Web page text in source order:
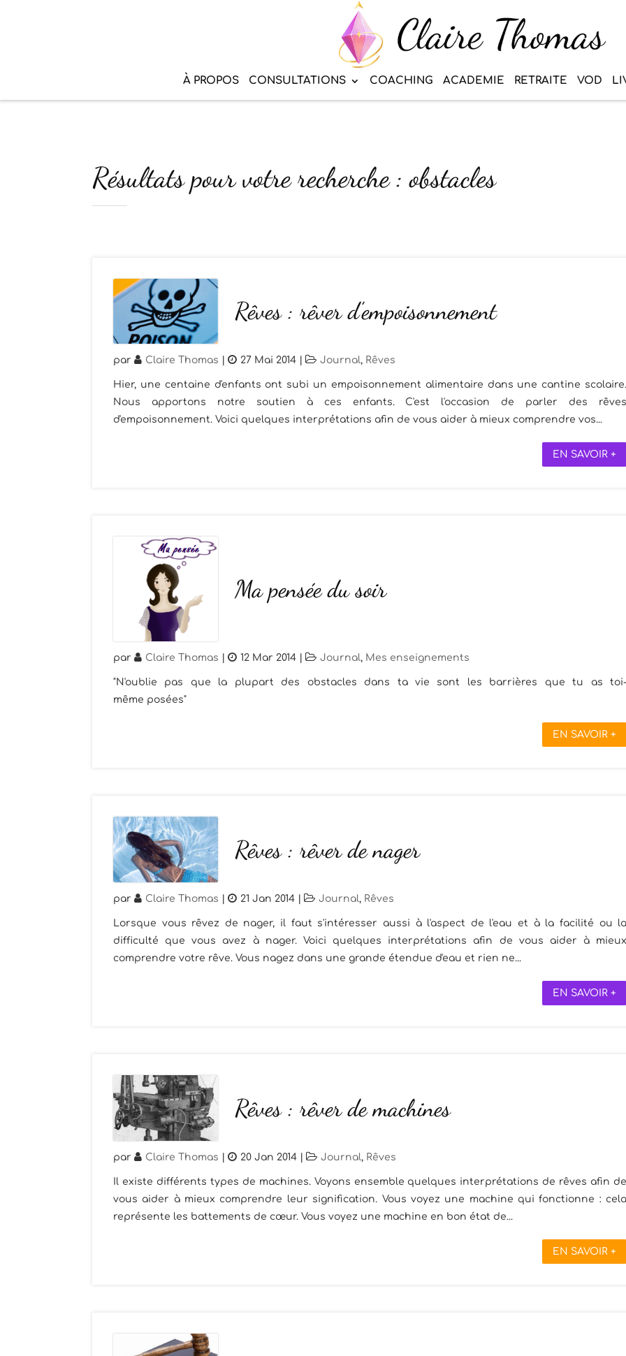
À PROPOS CONSULTATIONS COACHING ACADEMIE RETRAITE VOD
Résultats pour votre recherche : obstacles
Rêves : rêver d’empoisonnement
par Claire Thomas 27 Mai 2014 Journal, Rêves
Hier, une centaine d'enfants ont subi un empoisonnement alimentaire dans une cantine
Nous apportons notre soutien à ces enfants. C'est l'occasion de parler des
d'empoisonnement. Voici quelques interprétations afin de vous aider à mieux comprendre vos...
EN SAVOIR +
Ma pensée du soir
par Claire Thomas 12 Mar 2014 Journal, Mes enseignements
"N'oublie pas que la plupart des obstacles dans ta vie sont les barrières que tu as
même posées"
EN SAVOIR +
Rêves : rêver de nager
par Claire Thomas 21 Jan 2014 Journal, Rêves
Lorsque vous rêvez de nager, il faut s'intéresser aussi à l'aspect de l'eau et à la facilité ou
difficulté que vous avez à nager. Voici quelques interprétations afin de vous aider à
comprendre votre rêve. Vous nagez dans une grande étendue d'eau et rien ne...
EN SAVOIR +
Rêves : rêver de machines
par Claire Thomas 20 Jan 2014 Journal, Rêves
Il existe différents types de machines. Voyons ensemble quelques interprétations de rêves afin
vous aider à mieux comprendre leur signification. Vous voyez une machine qui fonctionne :
représente les battements de cœur. Vous voyez une machine en bon état de...
EN SAVOIR +